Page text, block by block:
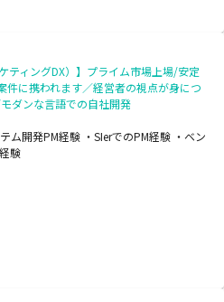
ティングDX）】プライム市場上場/安定
件に携われます／経営者の視点が身につ
ダンな言語での自社開発
ム開発PM経験 ・SIerでのPM経験 ・ベン
験